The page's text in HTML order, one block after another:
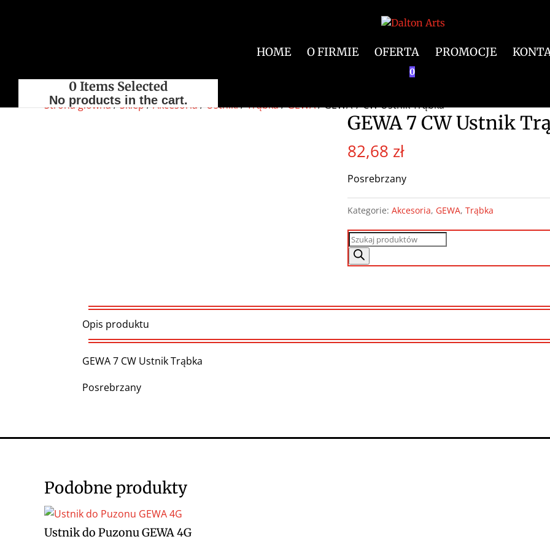
HOME O FIRMIE OFERTA PROMOCJE
0
0 Items Selected
No products in the cart.
Strona główna/Sklep/Akcesoria/Ustniki/Trąbka/GEWA/ GEWA 7 CW Ustnik Trąbka
GEWA 7 CW Ustnik
82,68 zł
Posrebrzany
Kategorie:Akcesoria, GEWA,Trąbka
Wyszukiwarka
produktów
Opis produktu
GEWA 7 CW Ustnik Trąbka
Posrebrzany
Podobne produkty
Ustnik do Puzonu GEWA 4G